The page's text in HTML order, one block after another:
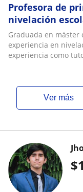
Profesora de
nivelación
Doman y
neuropsicología
Graduada en máster
experiencia en
experiencia como
ver más
$